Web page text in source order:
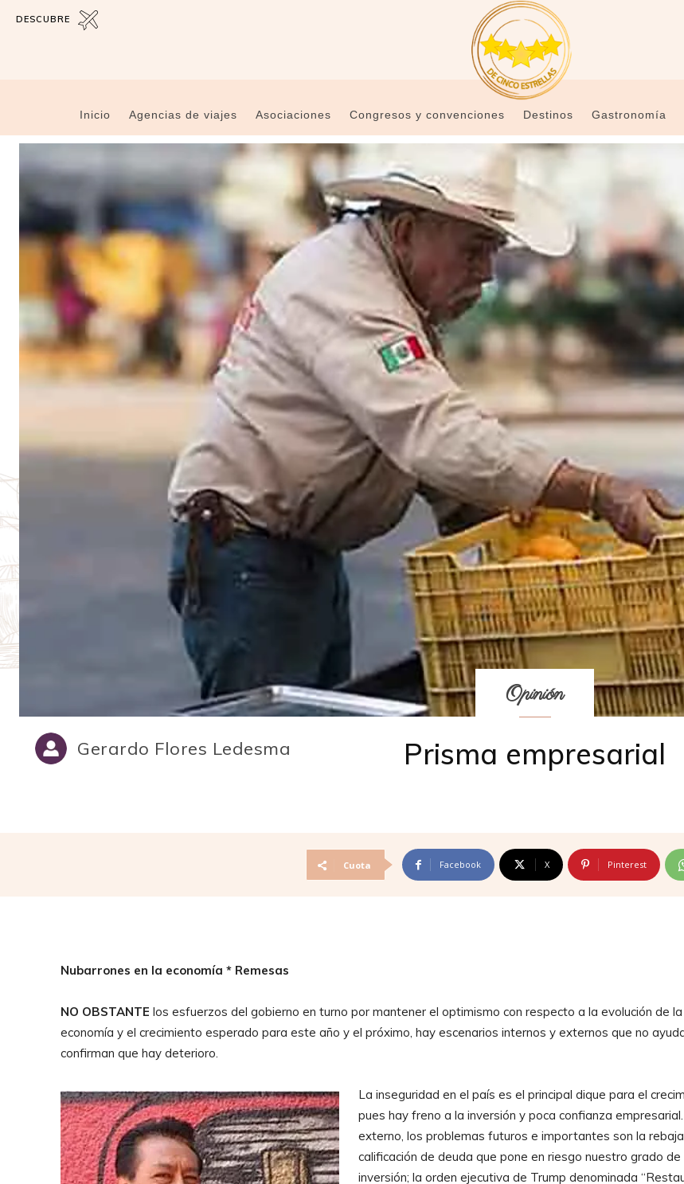
DESCUBRE
Inicio Agencias de viajes Asociaciones Congresos y convenciones Destinos Gastronomía
Gerardo Flores Ledesma
Opinión
Prisma empresarial
Cuota Facebook X Pinterest
Nubarrones en la economía * Remesas
NO OBSTANTE los esfuerzos del gobierno en turno por mantener el optimismo con respecto a la evolución de la
economía y el crecimiento esperado para este año y el próximo, hay escenarios internos y externos que no
confirman que hay deterioro.
La inseguridad en el país es el principal dique para el
pues hay freno a la inversión y poca confianza empresarial.
externo, los problemas futuros e importantes son la
calificación de deuda que pone en riesgo nuestro grado de
inversión; la orden ejecutiva de Trump denominada